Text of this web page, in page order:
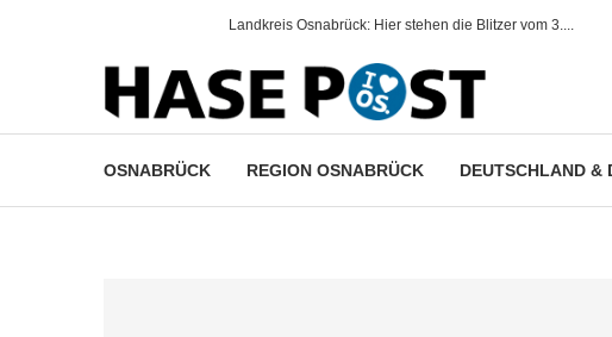
Landkreis Osnabrück: Hier stehen die Blitzer vom 3....
OSNABRÜCK REGION OSNABRÜCK DEUTSCHLAND &